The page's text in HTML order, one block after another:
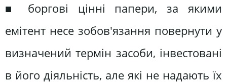
■ боргові цінні папери, за якими
емітент несе зобов'язання повернути у
визначений термін засоби, інвестовані
в його діяльність, але які не надають їх